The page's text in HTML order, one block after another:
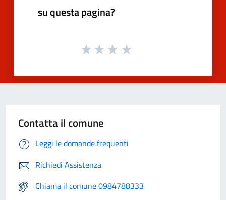
su questa pagina?
Contatta il comune
Leggi le domande frequenti
Richiedi Assistenza
Chiama il comune 0984788333